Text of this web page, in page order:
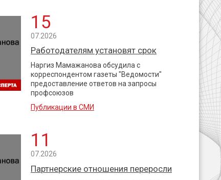
15
07.2026
Работодателям установят срок
Наргиз Мамажанова обсудила с
корреспондентом газеты "Ведомости"
предоставление ответов на запросы
профсоюзов
Публикации в СМИ
11
07.2026
Партнерские отношения переросли